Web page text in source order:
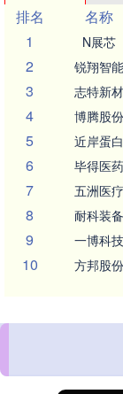
排名
名称
1
N展芯
2 锐翔智能
3 志特新材
4 博腾股份
5 近岸蛋白
6 毕得医药
7 五洲医疗
8 耐科装备
9 一博科技
10 方邦股份